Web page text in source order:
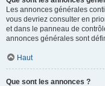
Les annonces générales
vous devriez consulter en
et dans le panneau de
annonces générales sont
Haut
Que sont les annonces ?